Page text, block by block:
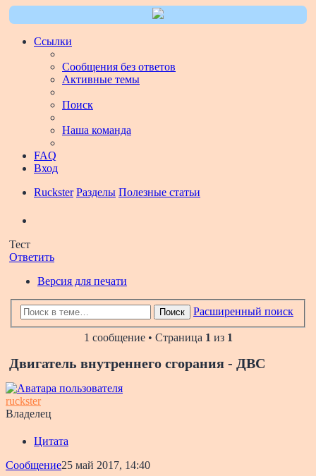
Ссылки
Сообщения без ответов
Активные темы
Поиск
Наша команда
FAQ
Вход
Ruckster Разделы Полезные статьи
Тест
Ответить
Версия для печати
Поиск Расширенный поиск
1 сообщение • Страница 1 из 1
Двигатель внутреннего сгорания - ДВС
ruckster
Владелец
Цитата
Сообщение25 май 2017, 14:40